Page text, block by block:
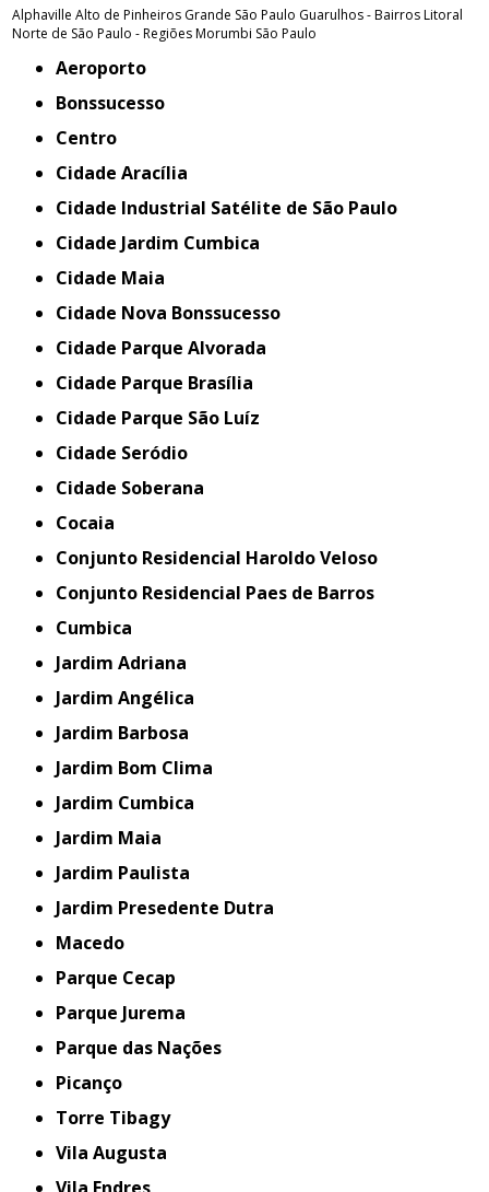
Alphaville Alto de Pinheiros Grande São Paulo Guarulhos - BairrosLitoral
Norte de São Paulo - RegiõesMorumbi São Paulo
Aeroporto
Bonssucesso
Centro
Cidade Aracília
Cidade Industrial Satélite de São Paulo
Cidade Jardim Cumbica
Cidade Maia
Cidade Nova Bonssucesso
Cidade Parque Alvorada
Cidade Parque Brasília
Cidade Parque São Luíz
Cidade Seródio
Cidade Soberana
Cocaia
Conjunto Residencial Haroldo Veloso
Conjunto Residencial Paes de Barros
Cumbica
Jardim Adriana
Jardim Angélica
Jardim Barbosa
Jardim Bom Clima
Jardim Cumbica
Jardim Maia
Jardim Paulista
Jardim Presedente Dutra
Macedo
Parque Cecap
Parque Jurema
Parque das Nações
Picanço
Torre Tibagy
Vila Augusta